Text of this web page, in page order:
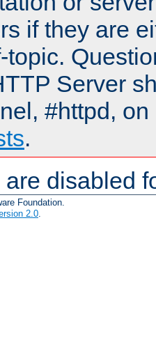
if they are
topic.
Server
#httpd,
.
disabled
Foundation.
2.0